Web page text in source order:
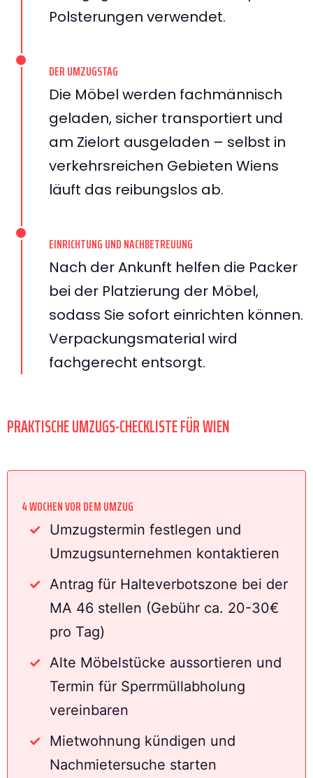
Polsterungen verwendet.
DER UMZUGSTAG
Die Möbel werden fachmännisch
geladen, sicher transportiert und
am Zielort ausgeladen – selbst in
verkehrsreichen Gebieten Wiens
läuft das reibungslos ab.
EINRICHTUNG UND NACHBETREUUNG
Nach der Ankunft helfen die Packer
bei der Platzierung der Möbel,
sodass Sie sofort einrichten können.
Verpackungsmaterial wird
fachgerecht entsorgt.
PRAKTISCHE UMZUGS-CHECKLISTE FÜR WIEN
4 WOCHEN VOR DEM UMZUG
Umzugstermin festlegen und
Umzugsunternehmen kontaktieren
Antrag für Halteverbotszone bei der
MA 46 stellen (Gebühr ca. 20-30€
pro Tag)
Alte Möbelstücke aussortieren und
Termin für Sperrmüllabholung
vereinbaren
Mietwohnung kündigen und
Nachmietersuche starten